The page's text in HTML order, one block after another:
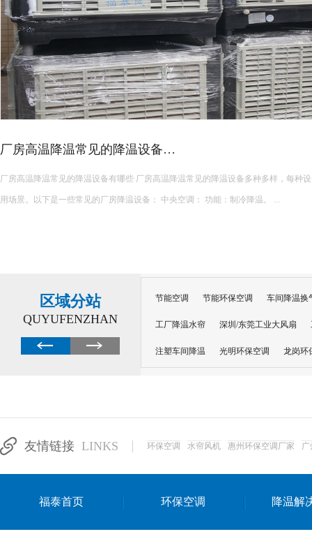
皮革车间降温措施有哪些？
皮革车间使用蒸发冷空调的降温措施及相关要点如下： 设备选型 根据面积：如果车间面积较小，如 200 平方
米以下，可选择单台小型蒸发冷空调。若车间面积较大，如 1000 平方米以上，可能
区域分站
QUYUFENZHAN
节能空调 节能环保空调 车间降温换
工厂降温水帘 深圳/东莞工业大风扇
注塑车间降温 光明环保空调 龙岗环
达州工业省电安装
友情链接 LINKS 环保空调 水帘风机 惠州环保空调厂家 广
福泰首页 环保空调 降温解